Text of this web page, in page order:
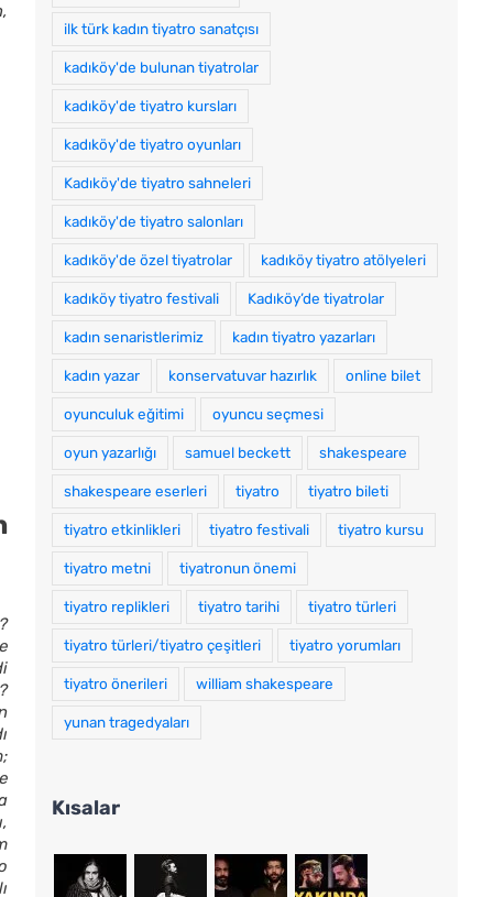
ilk türk kadın tiyatro sanatçısı
kadıköy'de bulunan tiyatrolar
kadıköy'de tiyatro kursları
kadıköy'de tiyatro oyunları
Kadıköy'de tiyatro sahneleri
kadıköy'de tiyatro salonları
kadıköy'de özel tiyatrolar kadıköy tiyatro atölyeleri
kadıköy tiyatro festivali Kadıköy’de tiyatrolar
kadın senaristlerimiz kadın tiyatro yazarları
kadın yazar konservatuvar hazırlık online bilet
oyunculuk eğitimi oyuncu seçmesi
oyun yazarlığı samuel beckett shakespeare
shakespeare eserleri tiyatro tiyatro bileti
tiyatro etkinlikleri tiyatro festivali tiyatro kursu
tiyatro metni tiyatronun önemi
tiyatro replikleri tiyatro tarihi tiyatro türleri
tiyatro türleri/tiyatro çeşitleri tiyatro yorumları
tiyatro önerileri william shakespeare
yunan tragedyaları
Kısalar